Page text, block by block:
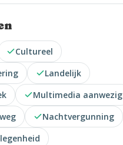
Cultureel
Landelijk
Multimedia aanwezig
Nachtvergunning